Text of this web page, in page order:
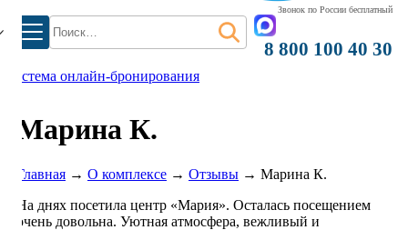
Найти:
Звонок по России бесплатный
8 800 100 40 30
система онлайн-бронирования
Марина К.
Главная → О комплексе → Отзывы → Марина К.
На днях посетила центр «Мария». Осталась посещением
очень довольна. Уютная атмосфера, вежливый и